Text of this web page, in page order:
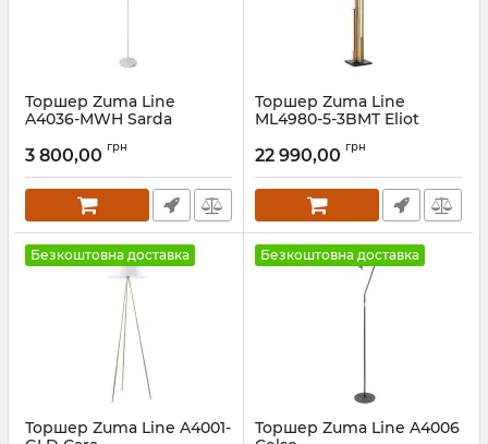
Торшер Zuma Line
A4036-MWH Sarda
3 800,00 грн
Торшер Zuma Line
ML4980-5-3BMT Eliot
22 990,00 грн
Безкоштовна доставка
Торшер Zuma Line A4001-
Безкоштовна доставка
Торшер Zuma Line A4006